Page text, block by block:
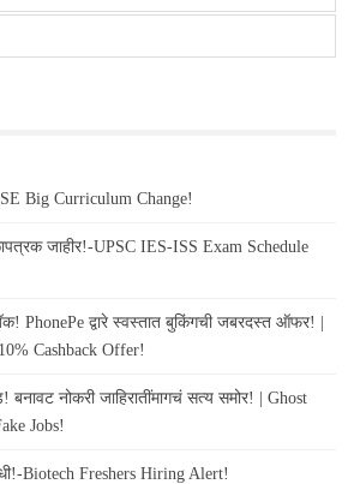
Big Curriculum Change!
जाहीर!-UPSC IES-ISS Exam Schedule
PhonePe द्वारे स्वस्तात बुकिंगची जबरदस्त ऑफर! |
Cashback Offer!
नोकरी जाहिरातींमागचं सत्य समोर! | Ghost
Jobs!
Biotech Freshers Hiring Alert!